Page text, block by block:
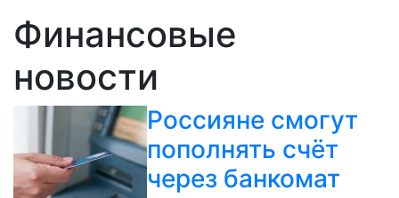
Финансовые
новости
Россияне смогут
пополнять счёт
через банкомат